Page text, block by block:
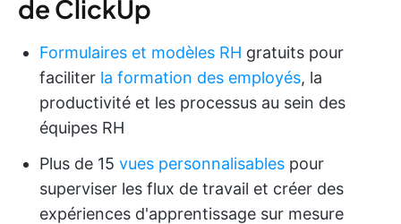
de ClickUp
Formulaires et modèles RH gratuits pour
faciliter la formation des employés, la
productivité et les processus au sein des
équipes RH
Plus de 15 vues personnalisables pour
superviser les flux de travail et créer des
expériences d'apprentissage sur mesure